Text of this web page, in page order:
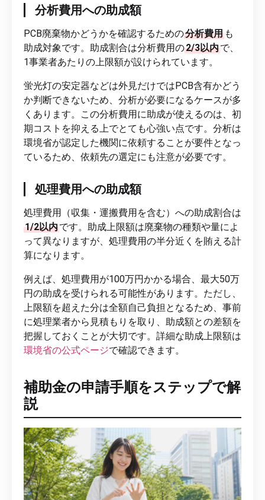
分析費用への助成額
PCB廃棄物かどうかを確認するための分析費用 も
助成対象です。助成割合は分析費用の2/3以内で、
1事業者あたりの上限額が設けられています。
蛍光灯の安定器などは外見だけではPCB含有かどう
か判断できないため、分析が必要になるケースが多
くあります。この分析費用に助成が使えるのは、初
期コストを抑える上でとても心強い点です。分析は
環境省が認定した機関に依頼することが要件となっ
ているため、依頼先の選定にも注意が必要です。
処理費用への助成額
処理費用（収集・運搬費用を含む）への助成割合は
1/2以内です。助成上限額は廃棄物の種類や量によ
って異なりますが、処理費用の半分近くを賄える計
算になります。
例えば、処理費用が100万円かかる場合、最大50万
円の助成を受けられる可能性があります。ただし、
上限額を超えた分は全額自己負担となるため、事前
に処理業者から見積もりを取り、助成額との差額を
把握しておくことが大切です。詳細な助成上限額は
環境省の公式ページで確認できます。
補助金の申請手順をステップで解
説